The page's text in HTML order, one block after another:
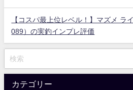
【コスパ最上位レベル！】マズメ ラ
089）の実釣インプレ評価
カテゴリー